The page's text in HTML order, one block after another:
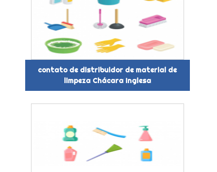
contato de distribuidor de material de
limpeza Chácara Inglesa